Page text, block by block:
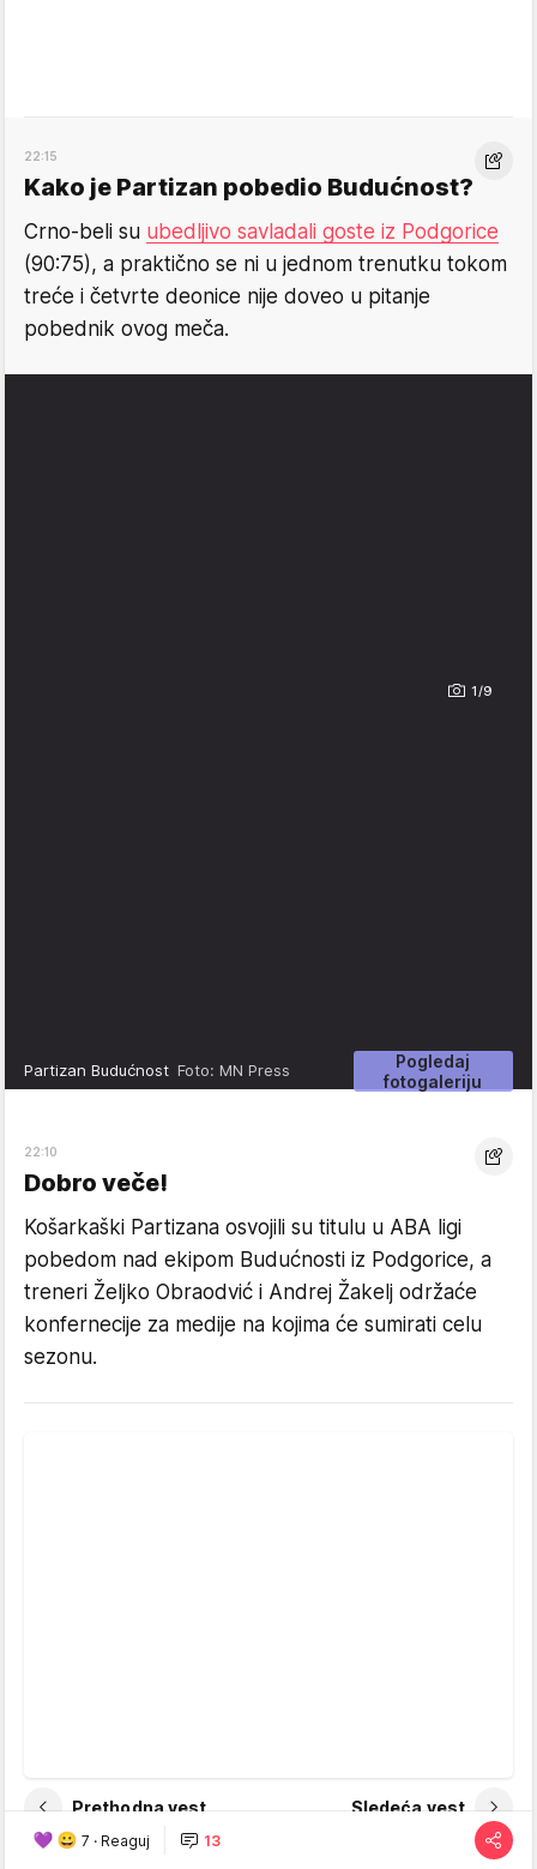
22:15
Kako je Partizan pobedio Budućnost?
Crno-beli su ubedljivo savladali goste iz Podgorice
(90:75), a praktično se ni u jednom trenutku tokom
treće i četvrte deonice nije doveo u pitanje
pobednik ovog meča.
1/9
Pogledaj
fotogaleriju
Partizan Budućnost Foto: MN Press
22:10
Dobro veče!
Košarkaški Partizana osvojili su titulu u ABA ligi
pobedom nad ekipom Budućnosti iz Podgorice, a
treneri Željko Obraodvić i Andrej Žakelj održaće
konfernecije za medije na kojima će sumirati celu
sezonu.
Prethodna vest Sledeća vest
7 · Reaguj 13